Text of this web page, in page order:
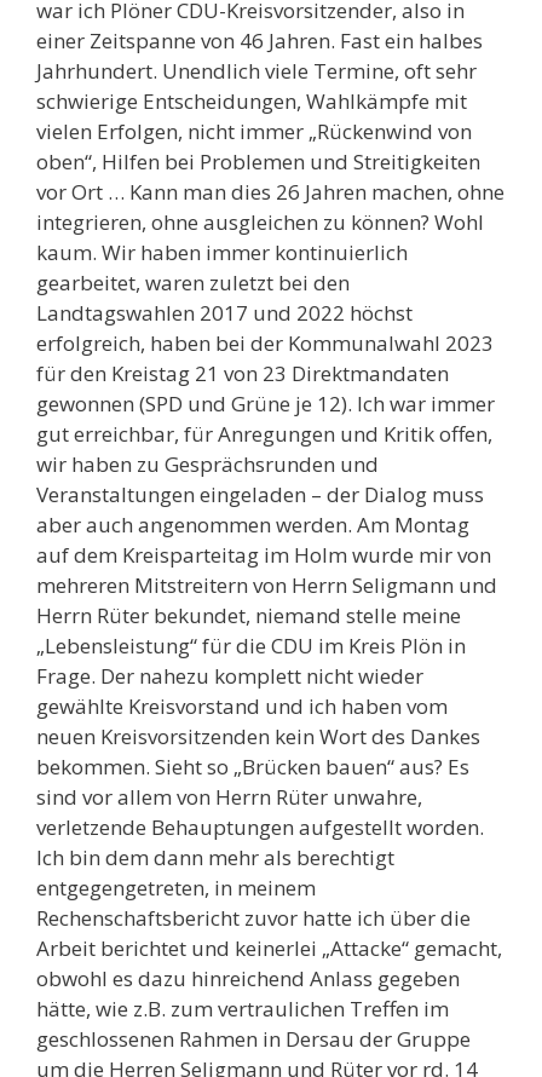
war ich Plöner CDU-Kreisvorsitzender, also in
einer Zeitspanne von 46 Jahren. Fast ein halbes
Jahrhundert. Unendlich viele Termine, oft sehr
schwierige Entscheidungen, Wahlkämpfe mit
vielen Erfolgen, nicht immer „Rückenwind von
oben“, Hilfen bei Problemen und Streitigkeiten
vor Ort … Kann man dies 26 Jahren machen, ohne
integrieren, ohne ausgleichen zu können? Wohl
kaum. Wir haben immer kontinuierlich
gearbeitet, waren zuletzt bei den
Landtagswahlen 2017 und 2022 höchst
erfolgreich, haben bei der Kommunalwahl 2023
für den Kreistag 21 von 23 Direktmandaten
gewonnen (SPD und Grüne je 12). Ich war immer
gut erreichbar, für Anregungen und Kritik offen,
wir haben zu Gesprächsrunden und
Veranstaltungen eingeladen – der Dialog muss
aber auch angenommen werden. Am Montag
auf dem Kreisparteitag im Holm wurde mir von
mehreren Mitstreitern von Herrn Seligmann und
Herrn Rüter bekundet, niemand stelle meine
„Lebensleistung“ für die CDU im Kreis Plön in
Frage. Der nahezu komplett nicht wieder
gewählte Kreisvorstand und ich haben vom
neuen Kreisvorsitzenden kein Wort des Dankes
bekommen. Sieht so „Brücken bauen“ aus? Es
sind vor allem von Herrn Rüter unwahre,
verletzende Behauptungen aufgestellt worden.
Ich bin dem dann mehr als berechtigt
entgegengetreten, in meinem
Rechenschaftsbericht zuvor hatte ich über die
Arbeit berichtet und keinerlei „Attacke“ gemacht,
obwohl es dazu hinreichend Anlass gegeben
hätte, wie z.B. zum vertraulichen Treffen im
geschlossenen Rahmen in Dersau der Gruppe
um die Herren Seligmann und Rüter vor rd. 14